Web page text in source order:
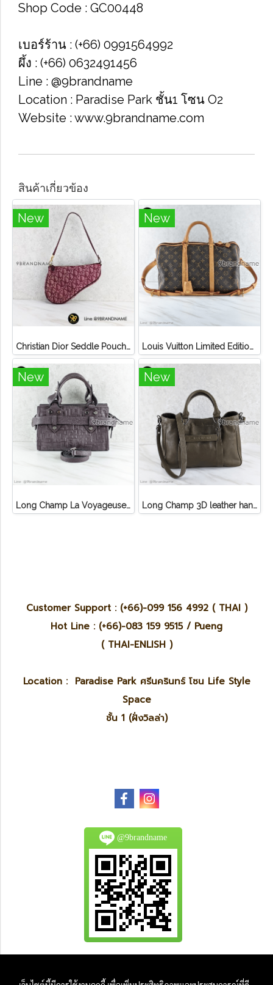
Shop Code​ : GC00448
เบอร์ร้าน : (+66) 0991564992
ผึ้ง : (+66) 0632491456
Line : @9brandname
Location : Paradise Park​ ชั้น1​ โซน​ O2​
Website : www.9brandname.com
สินค้าเกี่ยวข้อง
New
Christian Dior Seddle Pouch Accessory Hand Bag
New
Louis Vuitton Limited Edition Monogram Canvas Sofia Coppola SC Bag
New
Long Champ La Voyageuse Bag Leather
New
Long Champ 3D leather handbag
Customer Support : (+66)-099 156 4992 ( THAI )
Hot Line : (+66)-083 159 9515 / Pueng
( THAI-ENLISH )
Location : Paradise Park ศรีนครินทร์ โซน Life Style
Space
ชั้น 1 (ฝั่งวิลล่า)
@9brandname